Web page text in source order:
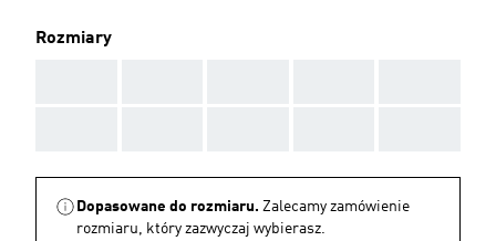
Rozmiary
Dopasowane do rozmiaru. Zalecamy zamówienie
rozmiaru, który zazwyczaj wybierasz.